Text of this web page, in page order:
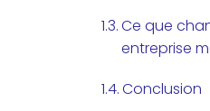
Ce que
entreprise
Conclusion